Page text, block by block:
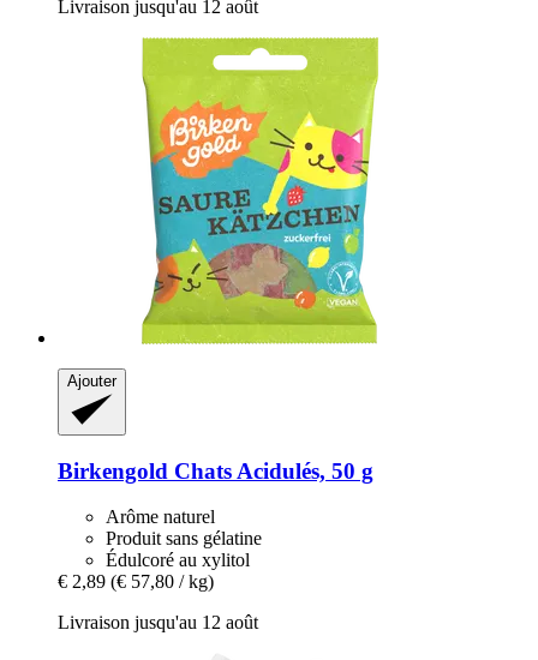
Livraison jusqu'au 12 août
Ajouter
Birkengold Chats Acidulés, 50 g
Arôme naturel
Produit sans gélatine
Édulcoré au xylitol
€ 2,89 (€ 57,80 / kg)
Livraison jusqu'au 12 août